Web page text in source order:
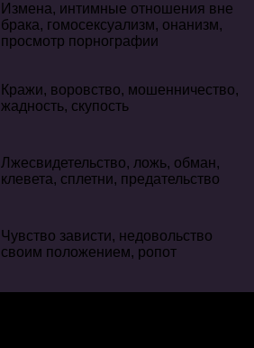
Измена, интимные отношения вне
брака, гомосексуализм, онанизм,
просмотр порнографии
Кражи, воровство, мошенничество,
жадность, скупость
Лжесвидетельство, ложь, обман,
клевета, сплетни, предательство
Чувство зависти, недовольство
своим положением, ропот